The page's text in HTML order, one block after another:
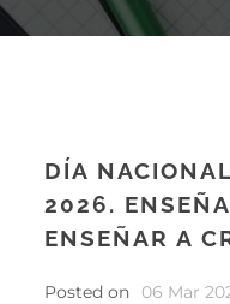
DÍA
2026.
ENSEÑAR A
Posted on
06 Mar